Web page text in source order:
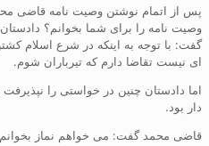
پس از اتمام نوشتن وصیت نامه قاضی
وصیت نامه را برای شما بخوانم؟
گفت: با توجه به اینکه در شرع اسلام
ای نیست تقاضا دارم که تیرباران شوم.
اما دادستان چنین در خواستی را
دار بود.
قاضی محمد گفت: می خواهم نماز بخوانم